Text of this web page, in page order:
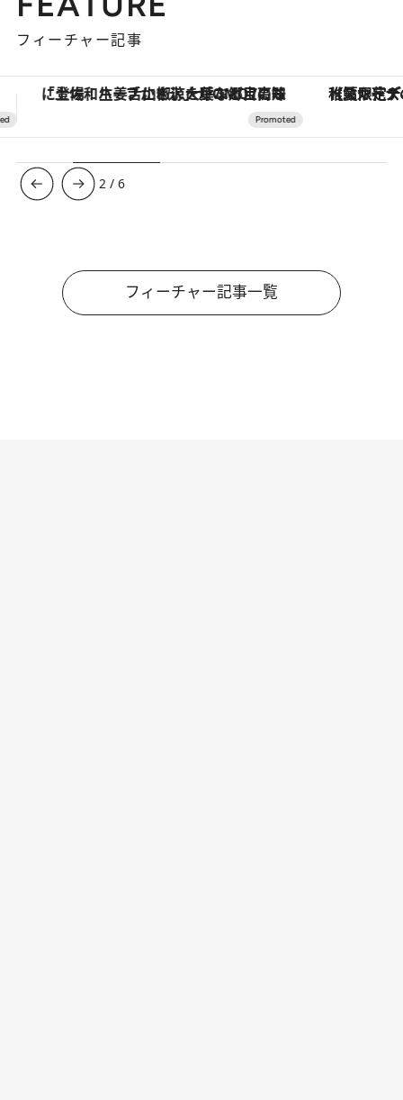
フィーチャー記事
【夏限定ディナーコース】旬を迎える稚鮎や花ズッキーニなどをイタリア・トスカーナの郷土料理の手法で満喫！
3 /6
フィーチャー記事一覧